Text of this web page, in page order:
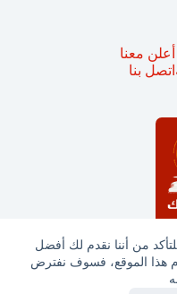
من أننا نقدم لك أفضل
هذا الموقع، فسوف نفترض
نفسك 2025
أعلن معنا
اتصل بنا